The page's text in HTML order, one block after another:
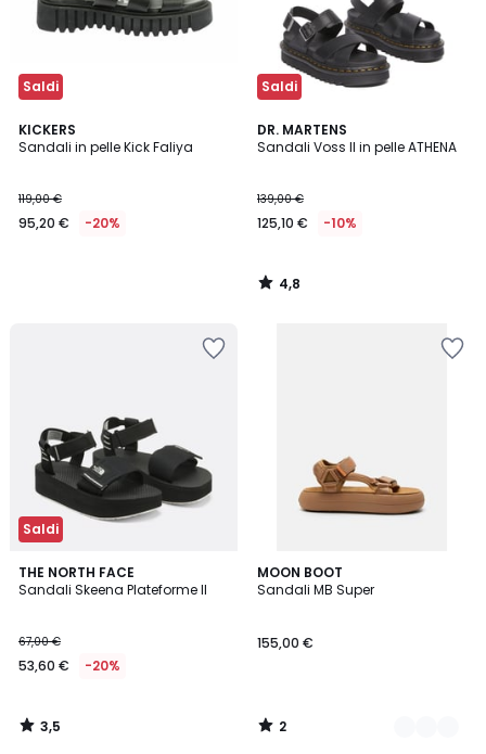
Saldi
KICKERS
Sandali in pelle Kick Faliya
119,00 €
95,20 € -20%
Saldi
DR. MARTENS
Sandali Voss II in pelle ATHENA
139,00 €
125,10 € -10%
4,8
/ 5
4,8
/
Saldi
THE NORTH FACE
Sandali Skeena Plateforme II
67,00 €
53,60 € -20%
3,5
/ 5
3,5
/
MOON BOOT
Sandali MB Super
155,00 €
2
/
2
Colori
2
/